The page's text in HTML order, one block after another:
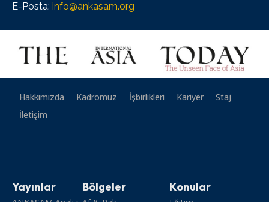
E-Posta: info@ankasam.org
Hakkımızda Kadromuz İşbirlikleri Kariyer
Staj
İletişim
Yayınlar Bölgeler Konular